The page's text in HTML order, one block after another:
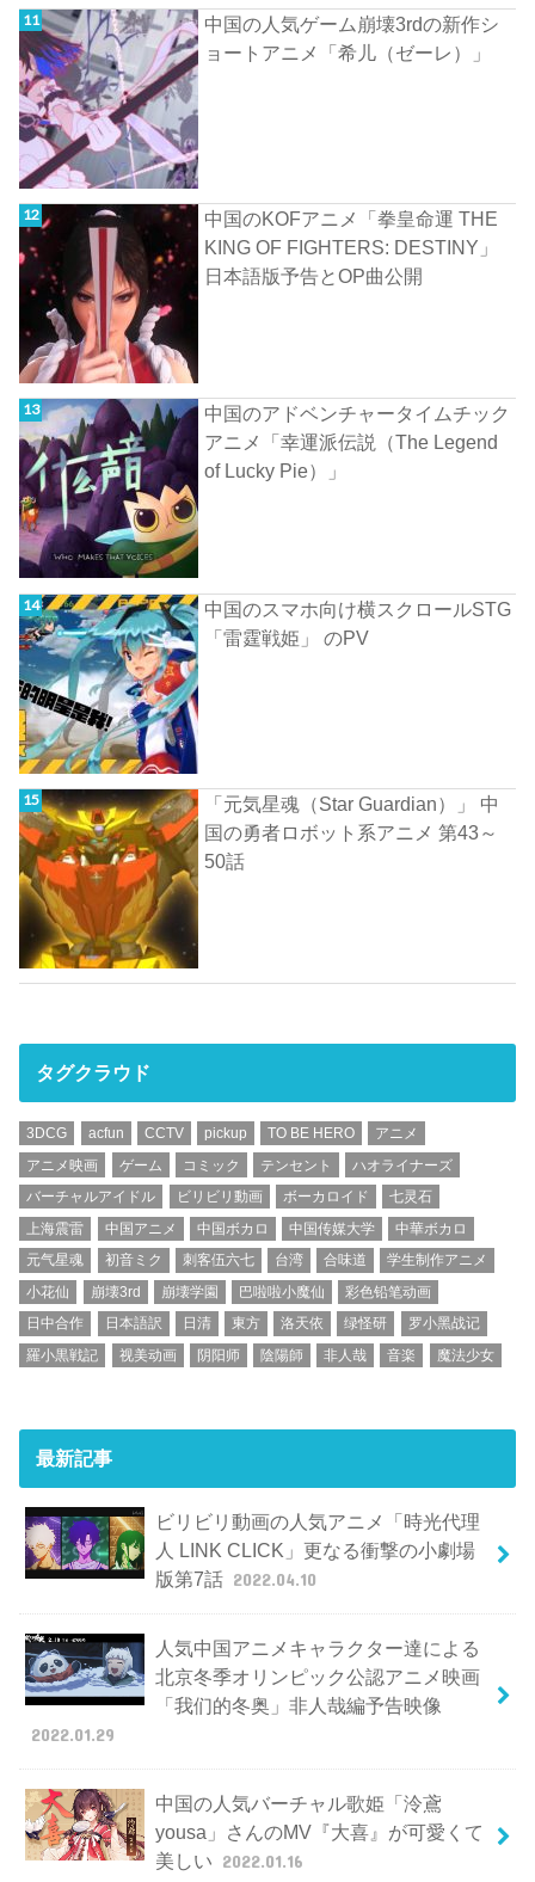
中国の人気ゲーム崩壊3rdの新作シ
ョートアニメ「希儿（ゼーレ）」
中国のKOFアニメ「拳皇命運 THE
KING OF FIGHTERS: DESTINY」
日本語版予告とOP曲公開
中国のアドベンチャータイムチック
アニメ「幸運派伝説（The Legend
of Lucky Pie）」
中国のスマホ向け横スクロールSTG
「雷霆戦姫」 のPV
「元気星魂（Star Guardian）」 中
国の勇者ロボット系アニメ 第43～
50話
タグクラウド
3DCG acfun CCTV pickup TO BE HERO
アニメ
アニメ映画
ゲーム コミック テンセント
ハオライナーズ
バーチャルアイドル
ビリビリ動画 ボーカロイド
七灵石
上海震雷
中国アニメ 中国ボカロ 中国传媒大学
中華ボカロ
元气星魂
初音ミク 刺客伍六七 台湾 合味道
学生制作アニメ
小花仙
崩壊3rd 崩壊学園 巴啦啦小魔仙
彩色铅笔动画
日中合作
日本語訳 日清 東方 洛天依 绿怪研
罗小黑战记
羅小黒戦記
视美动画 阴阳师 陰陽師 非人哉 音楽 魔法少女
最新記事
ビリビリ動画の人気アニメ「時光代理
人 LINK CLICK」更なる衝撃の小劇場
版第7話 2022.04.10
人気中国アニメキャラクター達による
北京冬季オリンピック公認アニメ映画
「我们的冬奥」非人哉編予告映像
2022.01.29
中国の人気バーチャル歌姫「泠鳶
yousa」さんのMV『大喜』が可愛くて
美しい 2022.01.16